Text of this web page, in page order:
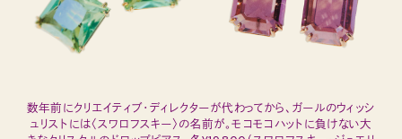
数年前にクリエイティブ・ディレクターが代わってから、ガールのウィッシ
ュリストには〈スワロフスキー〉の名前が。モコモコハットに負けない大